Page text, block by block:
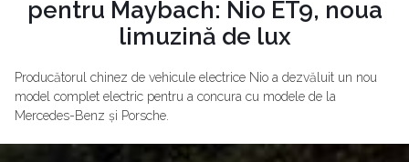
pentru Maybach: Nio ET9, noua
limuzină de lux
Producătorul chinez de vehicule electrice Nio a dezvăluit un nou
model complet electric pentru a concura cu modele de la
Mercedes-Benz și Porsche.